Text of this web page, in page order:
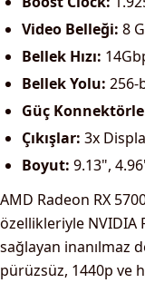
Video Belleği: 8
Bellek Hızı:
Bellek Yolu: 256-
Güç
Çıkışlar: 3x
Boyut: 9.13",
AMD Radeon RX
özellikleriyle NVIDIA
sağlayan inanılmaz
pürüzsüz, 1440p ve